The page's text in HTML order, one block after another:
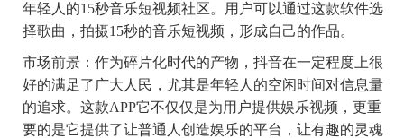
年轻人的15秒音乐短视频社区。用户可以通过这款软件选
择歌曲，拍摄15秒的音乐短视频，形成自己的作品。
市场前景 ：作为碎片化时代的产物，抖音在一定程度上很
好的满足了广大人民，尤其是年轻人的空闲时间对信息量
的追求。这款APP它不仅仅是为用户提供娱乐视频，更重
要的是它提供了让普通人创造娱乐的平台，让有趣的灵魂